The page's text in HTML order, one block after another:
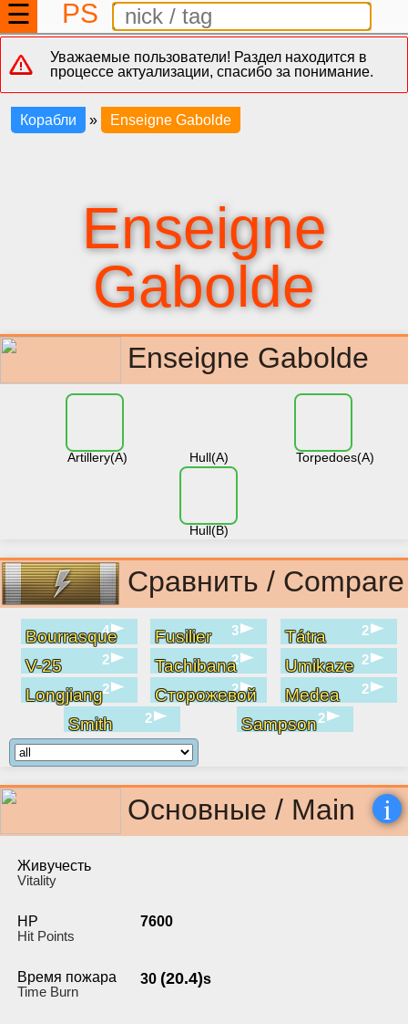
☰ PS
Уважаемые пользователи! Раздел находится в
процессе актуализации, спасибо за понимание.
Корабли » Enseigne Gabolde
Enseigne
Gabolde
Enseigne Gabolde
Artillery(A) Hull(A)
Hull(B)
Torpedoes(A)
Сравнить / Compare
4
Bourrasque 3
Fusilier 2
Tátra
2
V-25 2
Tachibana 2
Umikaze
2
Longjiang 2
Сторожевой 2
Medea
2
Smith 2
Sampson
Основные / Main i
Живучесть
Vitality
HP
Hit Points
7600
Время пожара
Time Burn
30 (20.4)s